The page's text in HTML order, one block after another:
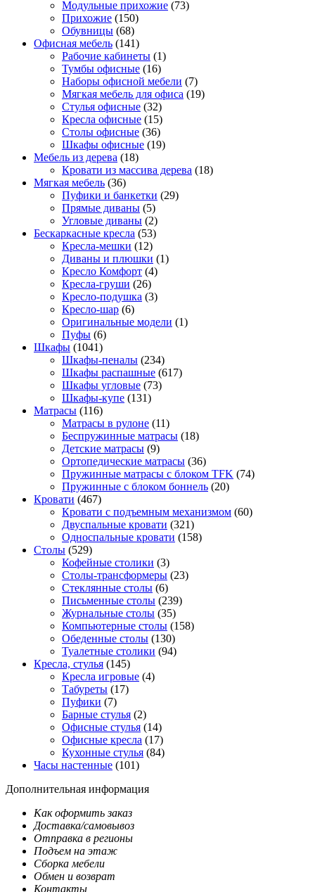
Модульные прихожие (73)
Прихожие (150)
Обувницы (68)
Офисная мебель (141)
Рабочие кабинеты (1)
Тумбы офисные (16)
Наборы офисной мебели (7)
Мягкая мебель для офиса (19)
Стулья офисные (32)
Кресла офисные (15)
Столы офисные (36)
Шкафы офисные (19)
Мебель из дерева (18)
Кровати из массива дерева (18)
Мягкая мебель (36)
Пуфики и банкетки (29)
Прямые диваны (5)
Угловые диваны (2)
Бескаркасные кресла (53)
Кресла-мешки (12)
Диваны и плюшки (1)
Кресло Комфорт (4)
Кресла-груши (26)
Кресло-подушка (3)
Кресло-шар (6)
Оригинальные модели (1)
Пуфы (6)
Шкафы (1041)
Шкафы-пеналы (234)
Шкафы распашные (617)
Шкафы угловые (73)
Шкафы-купе (131)
Матрасы (116)
Матрасы в рулоне (11)
Беспружинные матрасы (18)
Детские матрасы (9)
Ортопедические матрасы (36)
Пружинные матрасы с блоком TFK (74)
Пружинные с блоком боннель (20)
Кровати (467)
Кровати с подъемным механизмом (60)
Двуспальные кровати (321)
Односпальные кровати (158)
Столы (529)
Кофейные столики (3)
Столы-трансформеры (23)
Стеклянные столы (6)
Письменные столы (239)
Журнальные столы (35)
Компьютерные столы (158)
Обеденные столы (130)
Туалетные столики (94)
Кресла, стулья (145)
Кресла игровые (4)
Табуреты (17)
Пуфики (7)
Барные стулья (2)
Офисные стулья (14)
Офисные кресла (17)
Кухонные стулья (84)
Часы настенные (101)
Дополнительная информация
Как оформить заказ
Доставка/самовывоз
Отправка в регионы
Подъем на этаж
Сборка мебели
Обмен и возврат
Контакты